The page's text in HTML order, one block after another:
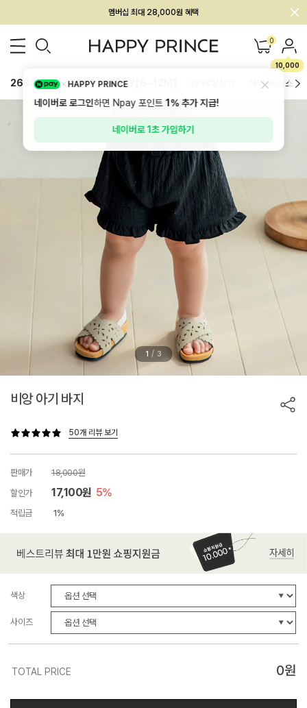
회원전용 아울렛, 가입하면 ~60% 할인!
멤버십 최대 28,000원 혜택 0
10,000
26SS 신상 BEST BABY[6~12M] 하의/레깅스
1 / 3
비앙 아기 바지
50개 리뷰 보기
판매가
18,000원
할인가
17,100원 5%
적립금 1%
색상
사이즈
TOTAL PRICE 0원
HAPPY PRINCE
네이버로 로그인하면 Npay 포인트1%추가 지급!
네이버로 1초 가입하기